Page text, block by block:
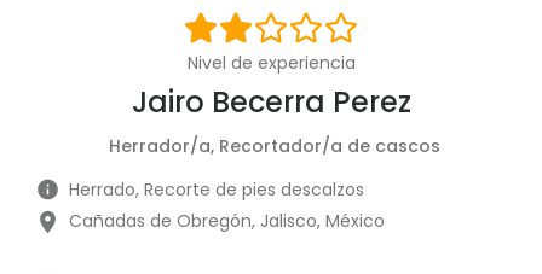
Nivel de experiencia
Jairo Becerra Perez
Herrador/a, Recortador/a de cascos
Herrado, Recorte de pies descalzos
Cañadas de Obregón, Jalisco, México